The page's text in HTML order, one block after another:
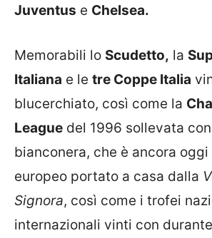
Juventus e Chelsea.
Memorabili lo Scudetto, la
Italiana e le tre Coppe Italia
blucerchiato, così come la
League del 1996 sollevata
bianconera, che è ancora oggi
europeo portato a casa dalla
Signora, così come i trofei
internazionali vinti con